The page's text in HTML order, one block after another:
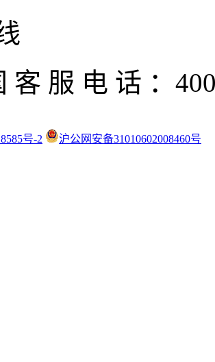
客 服 电 话 ：
号-2
沪公网安备31010602008460号